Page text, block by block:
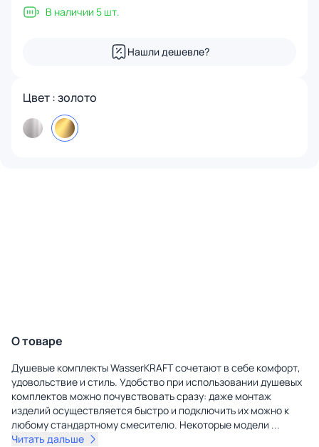
В наличии 5 шт.
Нашли дешевле?
Цвет : золото
О товаре
Душевые комплекты WasserKRAFT сочетают в себе комфорт,
удовольствие и стиль. Удобство при использовании душевых
комплектов можно почувствовать сразу: даже монтаж
изделий осуществляется быстро и подключить их можно к
любому стандартному смесителю. Некоторые модели ...
Читать дальше